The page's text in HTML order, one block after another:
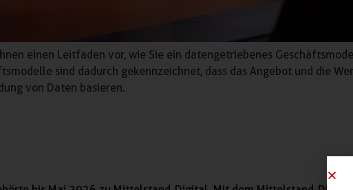
einen Leitfaden vor, wie Sie ein datengetriebenes
sind dadurch gekennzeichnet, dass das Angebot und die
von Daten basieren.